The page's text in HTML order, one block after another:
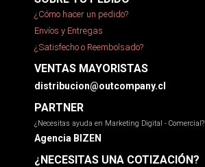
¿Cómo hacer un pedido?
Envíos y Entregas
¿Satisfecho o Reembolsado?
VENTAS MAYORISTAS
distribucion@outcompany.cl
PARTNER
¿Necesitas ayuda en Marketing Digital - Comercial?
Agencia BIZEN
¿NECESITAS UNA COTIZACIÓN?